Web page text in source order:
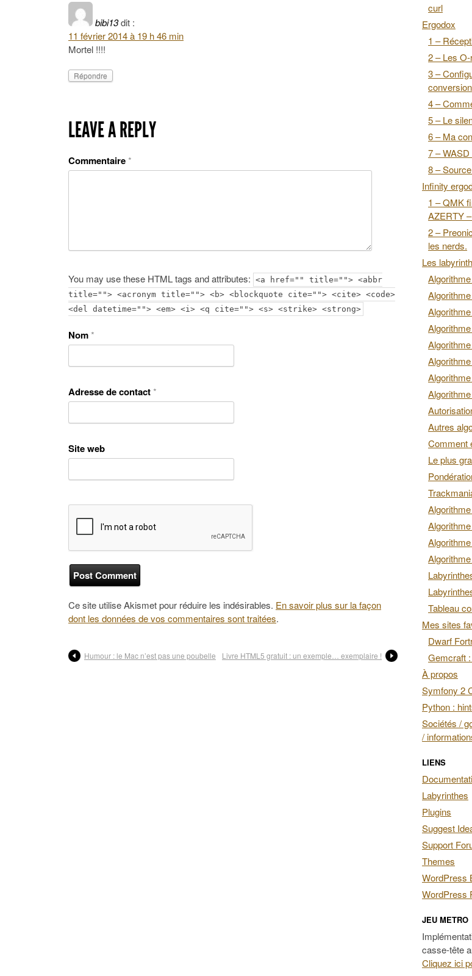
bibi13dit :
11 février 2014 à 19 h 46 min
Mortel !!!!
Répondre
LEAVE A REPLY
Commentaire*
You may use these HTML tags and attributes: <a href="" title=""> <abbr
title=""> <acronym title=""> <b> <blockquote cite=""> <cite> <code>
<del datetime=""> <em> <i> <q cite=""> <s> <strike> <strong>
Nom*
Adresse de contact*
Site web
Ce site utilise Akismet pour réduire les indésirables. En savoir plus sur la façon
dont les données de vos commentaires sont traitées.
Humour : le Mac n’est pas une poubelle Livre HTML5 gratuit : un exemple… exemplaire !
curl
Ergodox
1 –
2 – Les
3 –
conversion
4 –
5 – Le
6 – Ma
7 –
8 –
Infinity
1 – QMK
AZERTY
2 –
les nerds.
Les
Algorithme
Autres
Comment
Le plus
Tableau
Mes sites
Dwarf
Gemcraft
À propos
Symfony 2
Python :
Sociétés /
/
LIENS
Labyrinthes
Plugins
Suggest
Support
Themes
WordPress
WordPress
JEU METRO
casse-tête
Cliquez ici